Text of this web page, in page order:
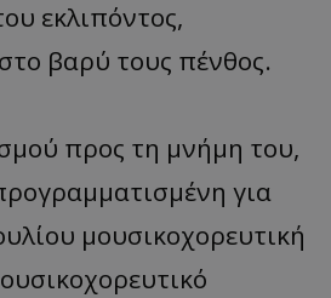
εκλιπόντος,
βαρύ τους πένθος.
προς τη μνήμη του,
για
μουσικοχορευτική